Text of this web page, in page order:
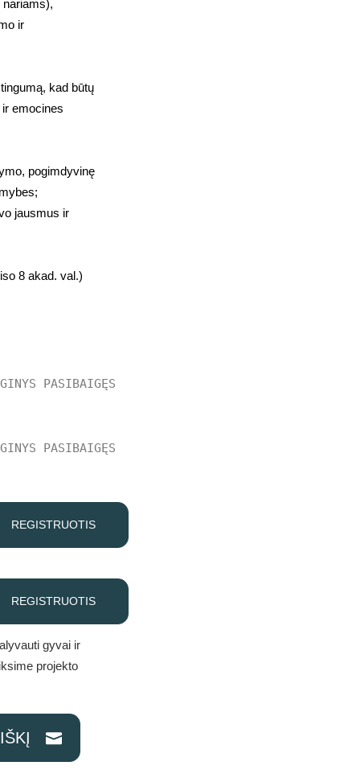
ir
kad būtų
emocines
pogimdyvinę
jausmus ir
8 akad. val.)
PASIBAIGĘS
PASIBAIGĘS
REGISTRUOTIS
REGISTRUOTIS
gyvai ir
projekto